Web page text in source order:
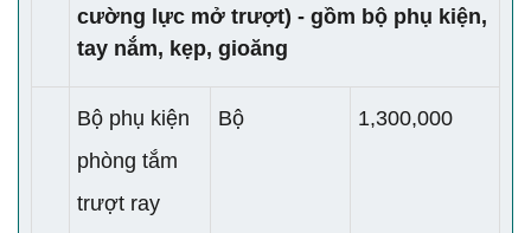
cường lực mở trượt) - gồm bộ phụ kiện,
tay nắm, kẹp, gioăng
Bộ phụ kiện
phòng tắm
trượt ray
Bộ 1,300,000